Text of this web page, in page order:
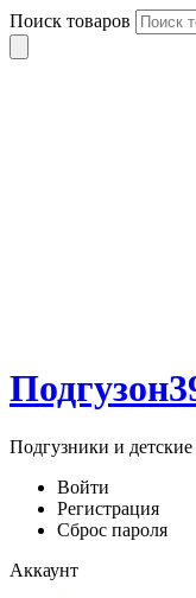
Поиск товаров
Подгузники и
Войти
Регистрация
Сброс пароля
Аккаунт